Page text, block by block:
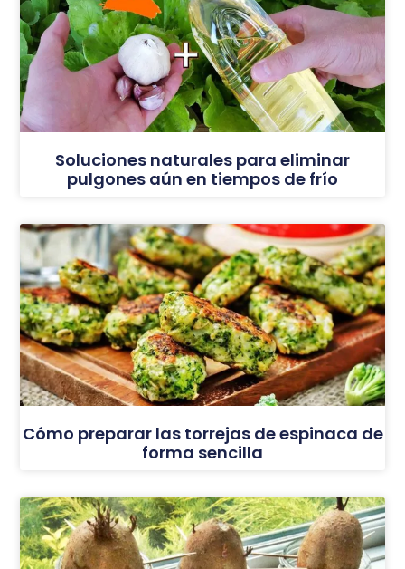
Soluciones naturales para eliminar
pulgones aún en tiempos de frío
Cómo preparar las torrejas de espinaca de
forma sencilla